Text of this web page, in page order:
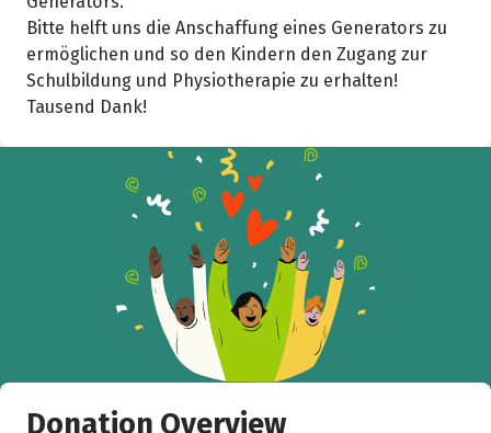
Bitte helft uns die Anschaffung eines Generators zu
ermöglichen und so den Kindern den Zugang zur
Schulbildung und Physiotherapie zu erhalten!
Tausend Dank!
Donation Overview